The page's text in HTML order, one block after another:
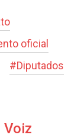
oficial
#Diputados
Voiz